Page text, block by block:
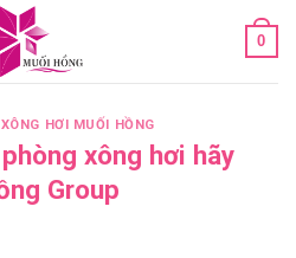
0
XÔNG HƠI MUỐI HỒNG
xông hơi hãy
Group